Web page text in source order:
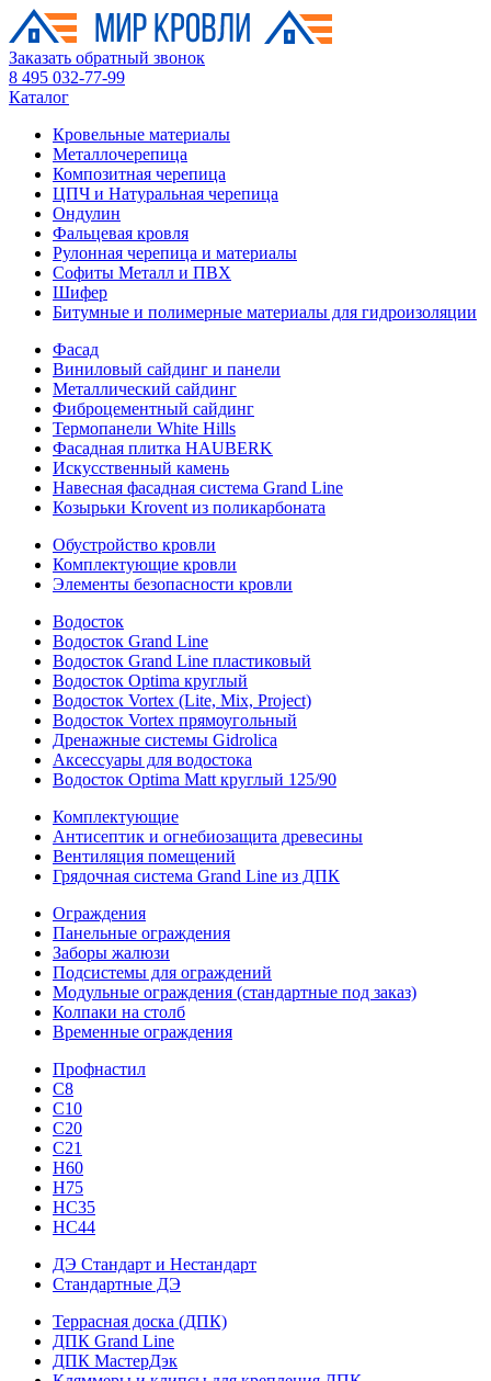
Заказать обратный звонок
8 495 032-77-99
Каталог
Кровельные материалы
Металлочерепица
Композитная черепица
ЦПЧ и Натуральная черепица
Ондулин
Фальцевая кровля
Рулонная черепица и материалы
Софиты Металл и ПВХ
Шифер
Битумные и полимерные материалы для гидроизоляции
Фасад
Виниловый сайдинг и панели
Металлический сайдинг
Фиброцементный сайдинг
Термопанели White Hills
Фасадная плитка HAUBERK
Искусственный камень
Навесная фасадная система Grand Line
Козырьки Krovent из поликарбоната
Обустройство кровли
Комплектующие кровли
Элементы безопасности кровли
Водосток
Водосток Grand Line
Водосток Grand Line пластиковый
Водосток Optima круглый
Водосток Vortex (Lite, Mix, Project)
Водосток Vortex прямоугольный
Дренажные системы Gidrolica
Аксессуары для водостока
Водосток Optima Matt круглый 125/90
Комплектующие
Антисептик и огнебиозащита древесины
Вентиляция помещений
Грядочная система Grand Line из ДПК
Ограждения
Панельные ограждения
Заборы жалюзи
Подсистемы для ограждений
Модульные ограждения (стандартные под заказ)
Колпаки на столб
Временные ограждения
Профнастил
С8
С10
С20
С21
H60
H75
HС35
НС44
ДЭ Стандарт и Нестандарт
Стандартные ДЭ
Террасная доска (ДПК)
ДПК Grand Line
ДПК МастерДэк